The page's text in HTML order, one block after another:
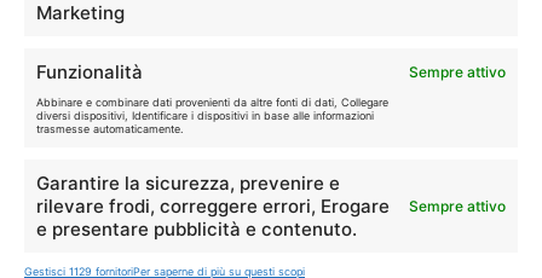
Marketing
Funzionalità Sempre attivo
Abbinare e combinare dati provenienti da altre fonti di dati, Collegare
diversi dispositivi, Identificare i dispositivi in base alle informazioni
trasmesse automaticamente.
Garantire la sicurezza, prevenire e
rilevare frodi, correggere errori, Erogare
e presentare pubblicità e contenuto.
Sempre attivo
Gestisci 1129 fornitoriPer saperne di più su questi scopi
segnalate possono subire variazioni: verifica sempre le condizioni
Info
guadagno dagli acquisti idonei.